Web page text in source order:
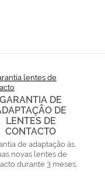
GARANTIA DE
DE
LENTES DE
CONTACTO
de adaptação às
novas lentes de
durante 3 meses.